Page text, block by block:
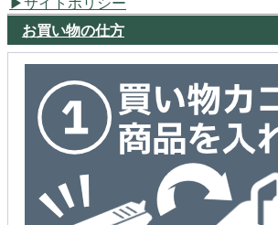
お買い物の仕方